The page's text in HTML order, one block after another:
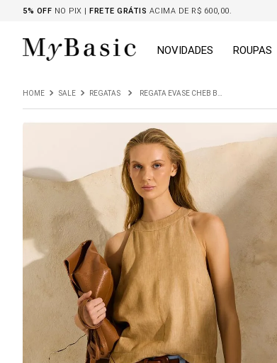
5% OFF NO PIX | FRETE GRÁTIS ACIMA DE R$ 600,00.
NOVIDADES ROUPAS
SALE REGATAS REGATA EVASE CHEB BEGE